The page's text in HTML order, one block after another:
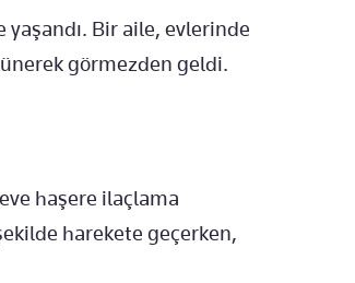
Bir aile, evlerinde
görmezden geldi.
haşere ilaçlama
harekete geçerken,